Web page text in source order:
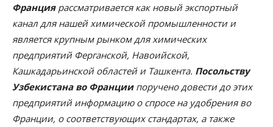
Франциярассматривается как новый экспортный
канал для нашей химической промышленности и
является крупным рынком для химических
предприятий Ферганской, Навоийской,
Кашкадарьинской областей и Ташкента. Посольству
Узбекистана во Франциипоручено довести до этих
предприятий информацию о спросе на удобрения во
Франции, о соответствующих стандартах, а также